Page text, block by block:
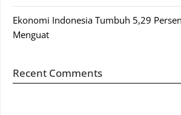
Ekonomi Indonesia Tumbuh 5,29
Menguat
Recent Comments